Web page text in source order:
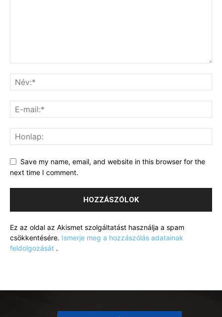
Save my name, email, and website in this browser for the
next time I comment.
Ez az oldal az Akismet szolgáltatást használja a spam
csökkentésére. Ismerje meg a hozzászólás adatainak
feldolgozását .